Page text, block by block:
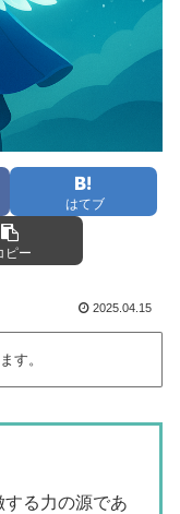
はてブ
ピー
2025.04.15
す。
する力の源であ